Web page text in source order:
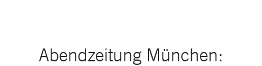
Abendzeitung München: